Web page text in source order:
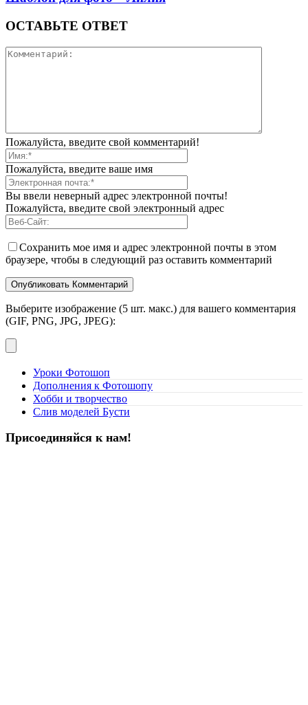
ОСТАВЬТЕ ОТВЕТ
Пожалуйста, введите свой комментарий!
Пожалуйста, введите ваше имя
Вы ввели неверный адрес электронной почты!
Пожалуйста, введите свой электронный адрес
Сохранить мое имя и адрес электронной почты в этом
браузере, чтобы в следующий раз оставить комментарий
Выберите изображение (5 шт. макс.) для вашего комментария
(GIF, PNG, JPG, JPEG):
Уроки Фотошоп
Дополнения к Фотошопу
Хобби и творчество
Слив моделей Бусти
Присоединяйся к нам!